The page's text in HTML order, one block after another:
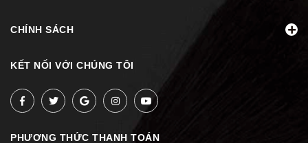
CHÍNH SÁCH
KẾT NỐI VỚI CHÚNG TÔI
PHƯƠNG THỨC THANH TOÁN